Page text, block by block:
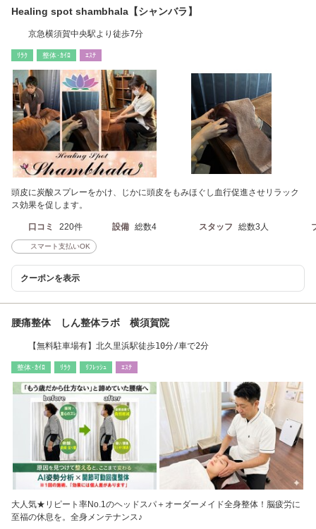
Healing spot shambhala【シャンバラ】
京急横須賀中央駅より徒歩7分
ﾘﾗｸ 整体･ｶｲﾛ ｴｽﾃ
頭皮に炭酸スプレーをかけ、じかに頭皮をもみほぐし血行促進させリラック
ス効果を促します。
口コミ 220件 設備 総数4 スタッフ 総数3人
スマート支払いOK
クーポンを表示
腰痛整体 しん整体ラボ 横須賀院
【無料駐車場有】北久里浜駅徒歩10分/車で2分
整体･ｶｲﾛ ﾘﾗｸ ﾘﾌﾚｯｼｭ ｴｽﾃ
大人気★リピート率No.1のヘッドスパ＋オーダーメイド全身整体！脳疲労に
至福の休息を。全身メンテナンス♪